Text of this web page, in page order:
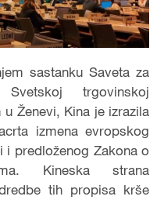
sastanku Saveta za
trgovinskoj
Ženevi, Kina je izrazila
izmena evropskog
i predloženog Zakona o
Kineska strana
tih propisa krše